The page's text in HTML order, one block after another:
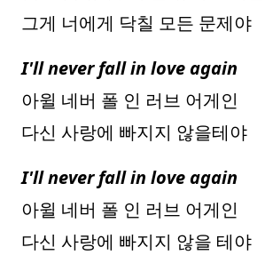
그게 너에게 닥칠 모든 문제야
I'll never fall in love again
아윌 네버 폴 인 러브 어게인
다신 사랑에 빠지지 않을테야
I'll never fall in love again
아윌 네버 폴 인 러브 어게인
다신 사랑에 빠지지 않을 테야